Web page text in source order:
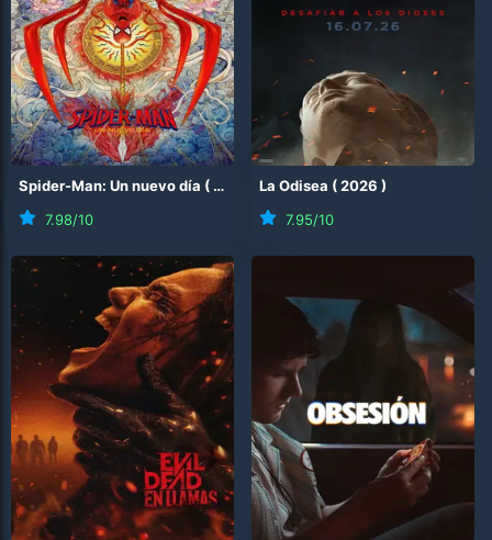
Spider-Man: Un nuevo día ( 2026
7.98/10
La Odisea (2026 )
7.95/10